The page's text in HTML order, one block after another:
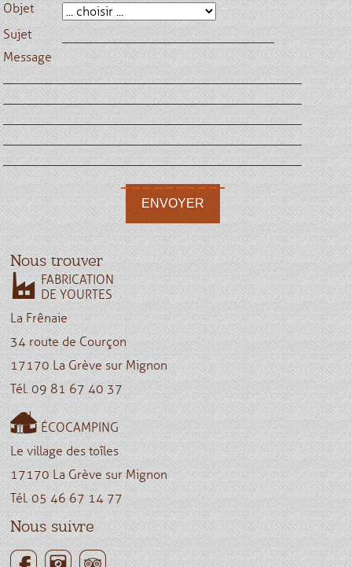
Objet
Sujet
Message
ENVOYER
Nous trouver
FABRICATION
DE YOURTES
La Frênaie
34 route de Courçon
17170 La Grève sur Mignon
Tél. 09 81 67 40 37
ÉCOCAMPING
Le village des toîles
17170 La Grève sur Mignon
Tél. 05 46 67 14 77
Nous suivre